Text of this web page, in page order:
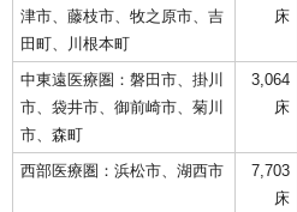
津市、藤枝市、牧之原市、吉
田町、川根本町
床
中東遠医療圏：磐田市、掛川
市、袋井市、御前崎市、菊川
市、森町
3,064
床
西部医療圏：浜松市、湖西市
7,703
床